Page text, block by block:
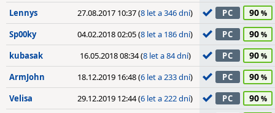
Lennys 27.08.2017 10:37 (8 let a 346 dní) PC 90
Sp00ky 04.02.2018 02:05 (8 let a 186 dní) PC 90
kubasak 16.05.2018 08:34 (8 let a 84 dní) PC 90
ArmJohn 18.12.2019 16:48 (6 let a 233 dní) PC 90
Velisa 29.12.2019 12:44 (6 let a 222 dní) PC 90